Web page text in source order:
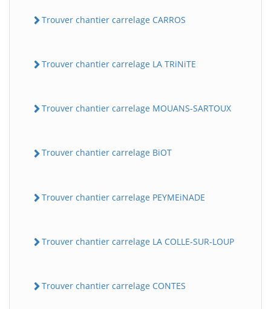
Trouver chantier carrelage CARROS
Trouver chantier carrelage LA TRiNiTE
Trouver chantier carrelage MOUANS-SARTOUX
Trouver chantier carrelage BiOT
Trouver chantier carrelage PEYMEiNADE
Trouver chantier carrelage LA COLLE-SUR-LOUP
Trouver chantier carrelage CONTES